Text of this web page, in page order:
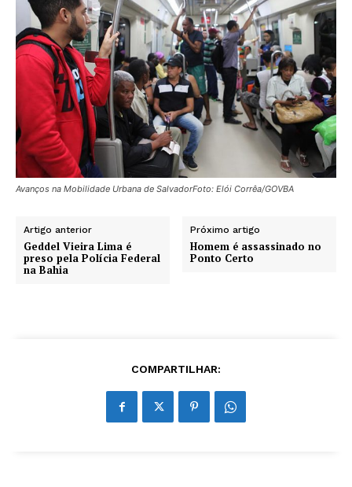
Avanços na Mobilidade Urbana de SalvadorFoto: Elói Corrêa/GOVBA
Artigo anterior
Geddel Vieira Lima é
preso pela Polícia Federal
na Bahia
Próximo artigo
Homem é assassinado no
Ponto Certo
COMPARTILHAR: